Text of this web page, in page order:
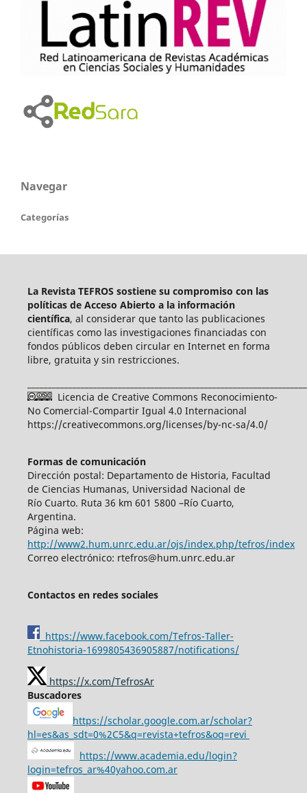
Navegar
Categorías
La Revista TEFROS sostiene su compromiso con las
políticas de Acceso Abierto a la información
científica, al considerar que tanto las publicaciones
científicas como las investigaciones financiadas con
fondos públicos deben circular en Internet en forma
libre, gratuita y sin restricciones.
Licencia de Creative Commons Reconocimiento-
No Comercial-Compartir Igual 4.0 Internacional
https://creativecommons.org/licenses/by-nc-sa/4.0/
Formas de comunicación
Dirección postal: Departamento de Historia, Facultad
de Ciencias Humanas, Universidad Nacional de
Río Cuarto. Ruta 36 km 601 5800 –Río Cuarto,
Argentina.
Página web:
http://www2.hum.unrc.edu.ar/ojs/index.php/tefros/index
Correo electrónico: rtefros@hum.unrc.edu.ar
Contactos en redes sociales
https://www.facebook.com/Tefros-Taller-
Etnohistoria-1699805436905887/notifications/
https://x.com/TefrosAr
Buscadores
https://scholar.google.com.ar/scholar?
hl=es&as_sdt=0%2C5&q=revista+tefros&oq=revi
https://www.academia.edu/login?
login=tefros_ar%40yahoo.com.ar